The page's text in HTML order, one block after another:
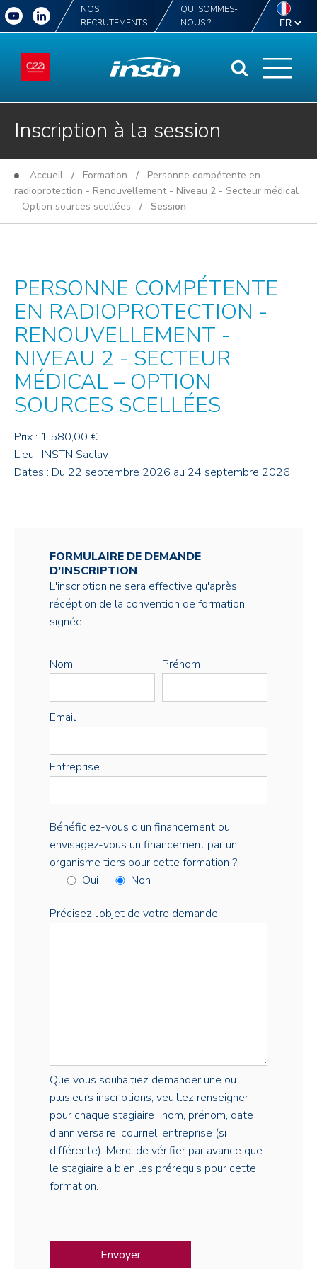
NOS
RECRUTEMENTS
QUI SOMMES-
NOUS ?
Inscription à la session
Accueil / Formation / Personne compétente en
radioprotection - Renouvellement - Niveau 2 - Secteur médical
– Option sources scellées / Session
PERSONNE COMPÉTENTE
EN RADIOPROTECTION -
RENOUVELLEMENT -
NIVEAU 2 - SECTEUR
MÉDICAL – OPTION
SOURCES SCELLÉES
Prix : 1 580,00 €
Lieu : INSTN Saclay
Dates : Du 22 septembre 2026 au 24 septembre 2026
FORMULAIRE DE DEMANDE
D'INSCRIPTION
L'inscription ne sera effective qu'après
récéption de la convention de formation
signée
Nom Prénom
Email
Entreprise
Bénéficiez-vous d’un financement ou
envisagez-vous un financement par un
organisme tiers pour cette formation ?
Oui
Non
Précisez l'objet de votre demande:
Que vous souhaitiez demander une ou
plusieurs inscriptions, veuillez renseigner
pour chaque stagiaire : nom, prénom, date
d'anniversaire, courriel, entreprise (si
différente). Merci de vérifier par avance que
le stagiaire a bien les prérequis pour cette
formation.